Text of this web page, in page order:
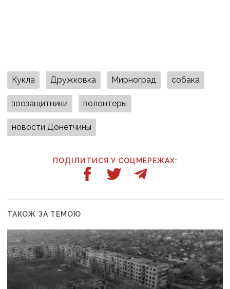
Кукла Дружковка Мирноград собака
зоозащитники волонтеры
новости Донетчины
ПОДІЛИТИСЯ У СОЦМЕРЕЖАХ:
ТАКОЖ ЗА ТЕМОЮ